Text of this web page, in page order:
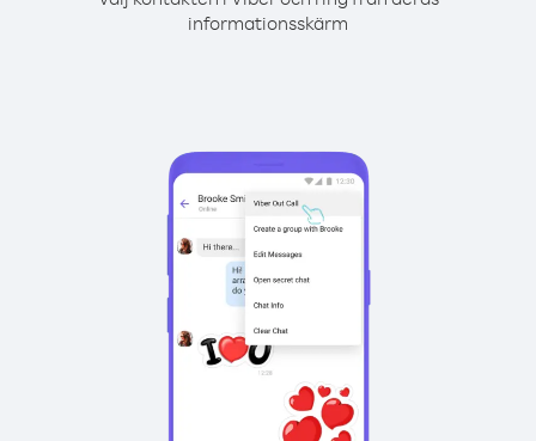
informationsskärm